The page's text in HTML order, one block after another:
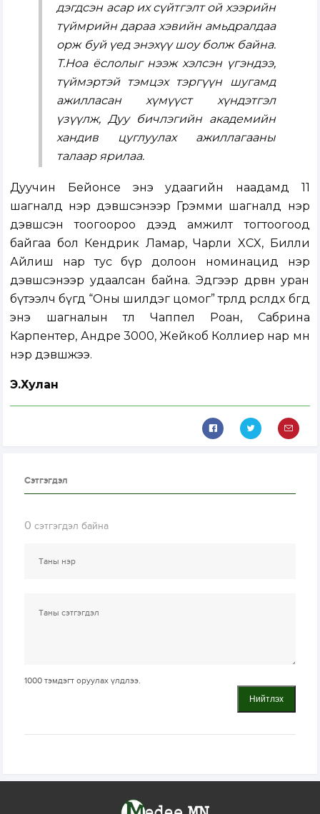
дэгдсэн асар их сүйтгэлт ой хээрийн
түймрийн дараа хэвийн амьдралдаа
орж буй үед энэхүү шоу болж байна.
Т.Ноа ёслолыг нээж хэлсэн үгэндээ,
түймэртэй тэмцэх тэргүүн шугамд
ажилласан хүмүүст хүндэтгэл
үзүүлж, Дуу бичлэгийн академийн
хандив цуглуулах ажиллагааны
талаар ярилаа.
Дуучин Бейонсе энэ удаагийн наадамд 11
шагналд нэр дэвшсэнээр Грэмми шагналд нэр
дэвшсэн тоогоороо дээд амжилт тогтоогоод
байгаа бол Кендрик Ламар, Чарли XCX, Билли
Айлиш нар тус бүр долоон номинацид нэр
дэвшсэнээр удаалсан байна. Эдгээр дөрвөн уран
бүтээлч бүгд “Оны шилдэг цомог” төрөлд өрсөлдөх бөгөөд
энэ шагналын төлөө Чаппел Роан, Сабрина
Карпентер, Андре 3000, Жейкоб Коллиер нар мөн
нэр дэвшжээ.
Э.Хулан
Сэтгэгдэл
0 сэтгэгдэл байна
1000 тэмдэгт оруулах үлдлээ.
Нийтлэх